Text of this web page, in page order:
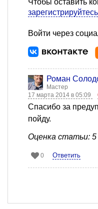
Чтобы оставить
зарегистрируйтесь
Войти через
Роман
Мастер
17 марта 2014 в 05:09
Спасибо за
пойду.
Оценка статьи: 5
0 Ответить